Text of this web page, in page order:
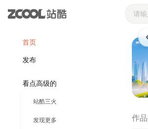
首页
发布
看点高级的
站酷三火
发现更多
热
作